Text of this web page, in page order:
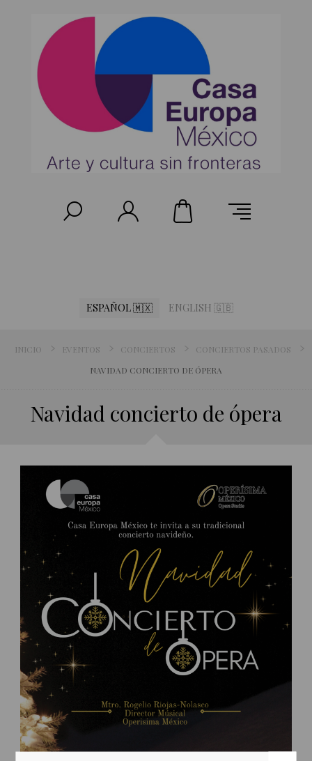
ESPAÑOL 🇲🇽 ENGLISH 🇬🇧
INICIO EVENTOS CONCIERTOS
CONCIERTOS PASADOS
NAVIDAD CONCIERTO DE ÓPERA
Navidad concierto de ópera